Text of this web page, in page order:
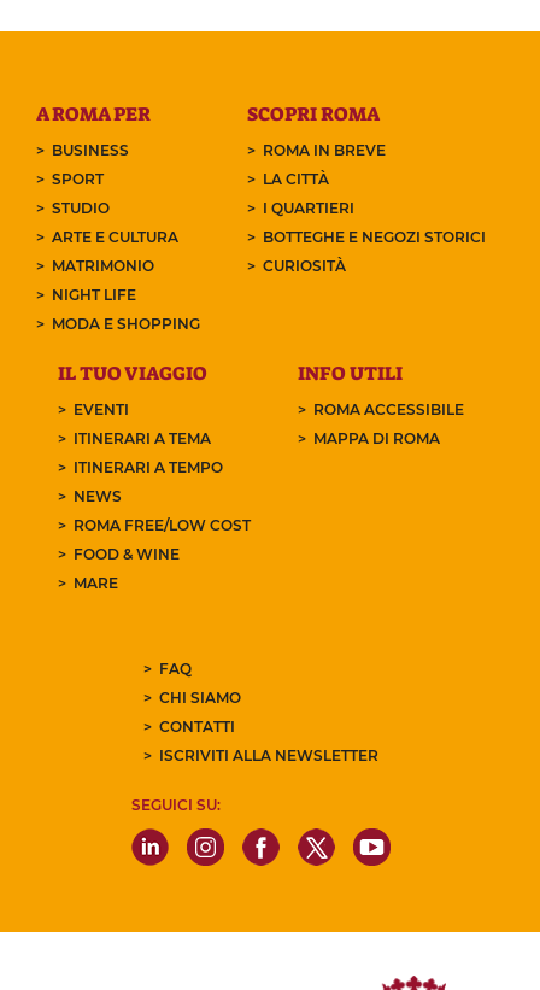
A ROMA PER
BUSINESS
SPORT
STUDIO
ARTE E CULTURA
MATRIMONIO
NIGHT LIFE
MODA E SHOPPING
SCOPRI ROMA
ROMA IN BREVE
LA CITTÀ
I QUARTIERI
BOTTEGHE E NEGOZI STORICI
CURIOSITÀ
IL TUO VIAGGIO
EVENTI
ITINERARI A TEMA
ITINERARI A TEMPO
NEWS
ROMA FREE/LOW COST
FOOD & WINE
MARE
INFO UTILI
ROMA ACCESSIBILE
MAPPA DI ROMA
FAQ
CHI SIAMO
CONTATTI
ISCRIVITI ALLA NEWSLETTER
SEGUICI SU: